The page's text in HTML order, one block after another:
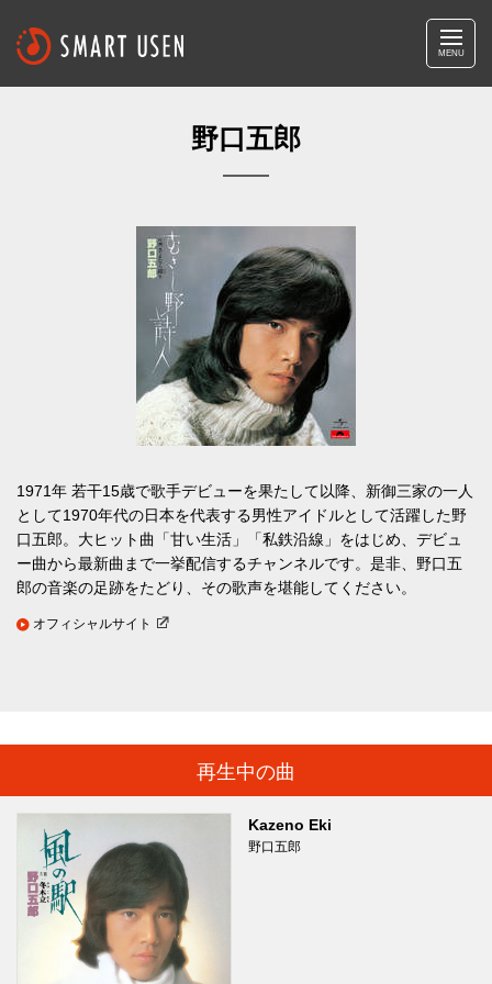
MENU
野口五郎
1971年 若干15歳で歌手デビューを果たして以降、新御三家の一人
として1970年代の日本を代表する男性アイドルとして活躍した野
口五郎。大ヒット曲「甘い生活」「私鉄沿線」をはじめ、デビュ
ー曲から最新曲まで一挙配信するチャンネルです。是非、野口五
郎の音楽の足跡をたどり、その歌声を堪能してください。
オフィシャルサイト
再生中の曲
Kazeno Eki
野口五郎